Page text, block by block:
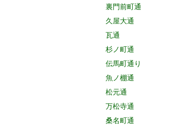
裏門前町通
久屋大通
瓦通
杉ノ町通
伝馬町通り
魚ノ棚通
松元通
万松寺通
桑名町通